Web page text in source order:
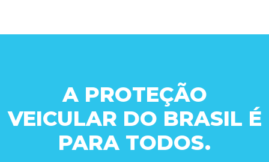
A PROTEÇÃO
VEICULAR DO BRASIL É
PARA TODOS.